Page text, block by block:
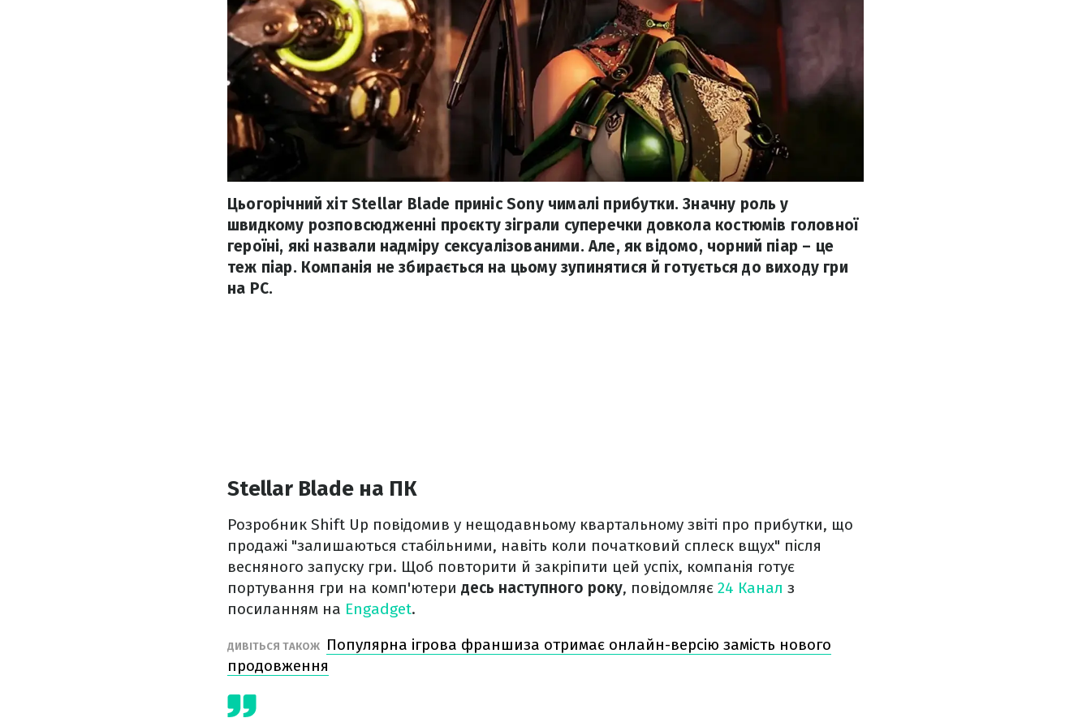
Цьогорічний хіт Stellar Blade приніс Sony чималі прибутки. Значну роль у
швидкому розповсюдженні проєкту зіграли суперечки довкола костюмів головної
героїні, які назвали надміру сексуалізованими. Але, як відомо, чорний піар – це
теж піар. Компанія не збирається на цьому зупинятися й готується до виходу гри
на PC.
Stellar Blade на ПК
Розробник Shift Up повідомив у нещодавньому квартальному звіті про прибутки, що
продажі "залишаються стабільними, навіть коли початковий сплеск вщух" після
весняного запуску гри. Щоб повторити й закріпити цей успіх, компанія готує
портування гри на комп'ютери десь наступного року, повідомляє 24 Канал з
посиланням на Engadget.
ДИВІТЬСЯ ТАКОЖ
Популярна ігрова франшиза отримає онлайн-версію замість нового
продовження